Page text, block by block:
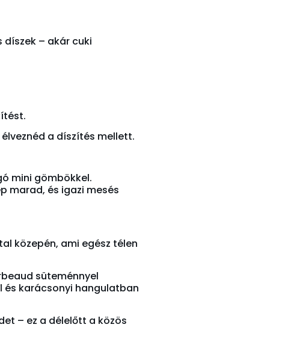
– akár cuki
a díszítés mellett.
mini gömbökkel.
marad, és igazi mesés
közepén, ami egész télen
süteménnyel
és karácsonyi hangulatban
– ez a délelőtt a közös